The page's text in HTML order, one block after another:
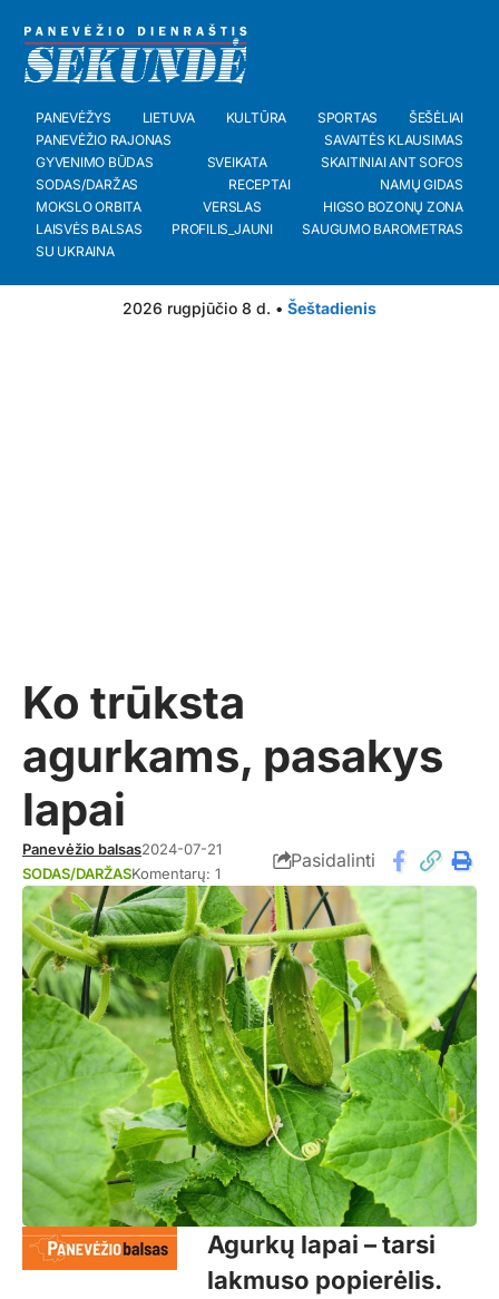
PANEVĖŽYS LIETUVA KULTŪRA SPORTAS
ŠEŠĖLIAI
PANEVĖŽIO RAJONAS
SAVAITĖS KLAUSIMAS
GYVENIMO BŪDAS
SVEIKATA
SKAITINIAI ANT SOFOS
SODAS/DARŽAS
RECEPTAI
NAMŲ GIDAS
MOKSLO ORBITA
VERSLAS
HIGSO BOZONŲ ZONA
LAISVĖS BALSAS
PROFILIS_JAUNI
SAUGUMO BAROMETRAS
SU UKRAINA
2026 rugpjūčio 8 d. • Šeštadienis
Ko trūksta
agurkams, pasakys
lapai
Panevėžio balsas2024-07-21
SODAS/DARŽASKomentarų: 1
Pasidalinti
Agurkų lapai – tarsi
lakmuso popierėlis.